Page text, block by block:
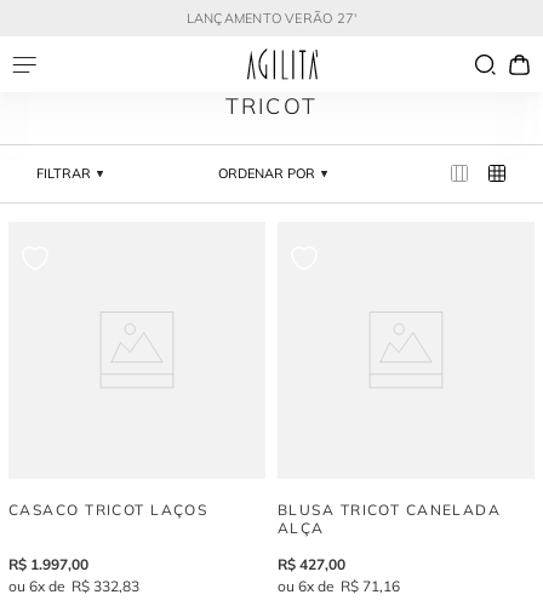
LANÇAMENTO VERÃO 27'
TRICOT
FILTRAR ORDENAR POR
CASACO TRICOT LAÇOS
R$ 1.997,00
6
R$ 332,83
BLUSA TRICOT CANELADA
ALÇA
R$ 427,00
6
R$ 71,16